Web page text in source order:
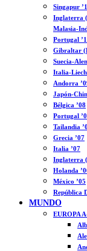
Singapur
Inglaterra
Malasia-
Portugal
Gibraltar
Suecia-
Italia-
Andorra
Japón-
Bélgica ’08
Portugal
Tailandia
Grecia ’07
Italia ’07
Inglaterra
Holanda
México ’05
República
MUNDO
EUROPA